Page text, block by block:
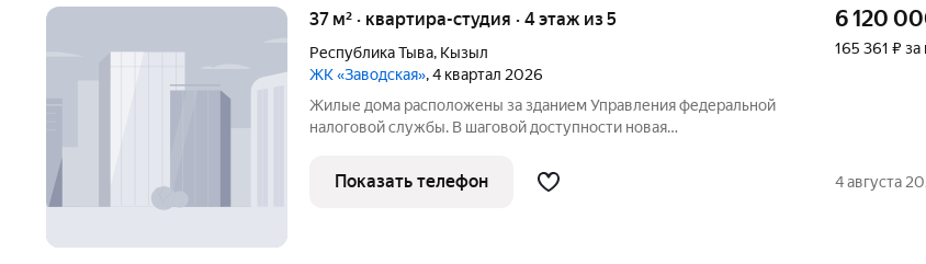
37 м² · квартира-студия · 4 этаж из 5
Республика Тыва, Кызыл
ЖК «Заводская», 4 квартал 2026
Жилые дома расположены за зданием Управления федеральной
налоговой службы. В шаговой доступности новая
также дошкольное учреждение в микрорайоне Монгун. Место
хорошо обеспечено транспортными
6 120
165 361 ₽ за
Показать телефон 4 августа